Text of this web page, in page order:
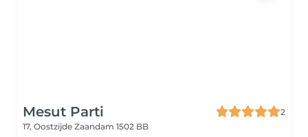
Mesut Parti
2
17, Oostzijde Zaandam 1502 BB